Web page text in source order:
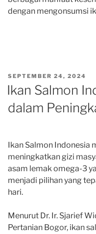
dengan mengonsumsi
POSTED
ON
SEPTEMBER 24, 2024
Ikan Salmon
dalam
Ikan Salmon Indonesia
meningkatkan gizi
asam lemak omega-3
menjadi pilihan yang
hari.
Menurut Dr. Ir. Sjarief
Pertanian Bogor, ikan